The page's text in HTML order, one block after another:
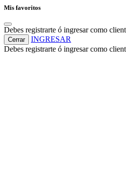
Mis favoritos
Debes registrarte ó ingresar como
Cerrar
INGRESAR
Debes registrarte ó ingresar como